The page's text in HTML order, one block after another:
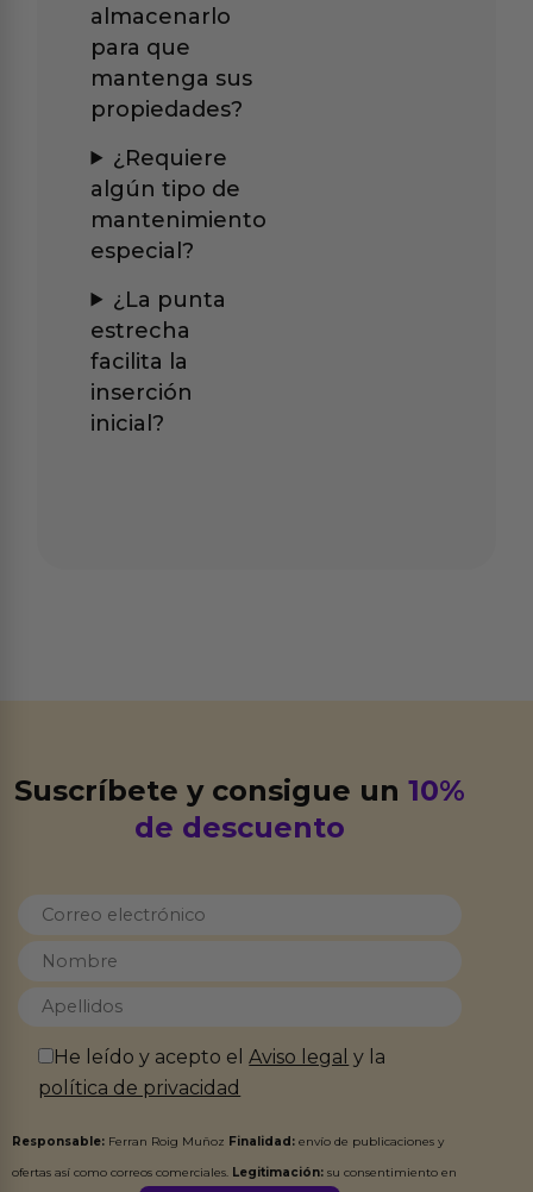
almacenarlo
para que
mantenga sus
propiedades?
¿Requiere
algún tipo de
mantenimiento
especial?
¿La punta
estrecha
facilita la
inserción
inicial?
Suscríbete y consigue un10%
de descuento
He leído y acepto elAviso legal y la
política de privacidad
Responsable: Ferran Roig Muñoz Finalidad: envío de publicaciones y
ofertas así como correos comerciales. Legitimación: su consentimiento en